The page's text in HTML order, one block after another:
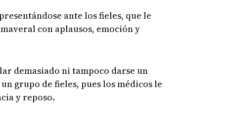
ante los fieles, que le
con aplausos, emoción y
demasiado ni tampoco darse un
grupo de fieles, pues los médicos le
y reposo.